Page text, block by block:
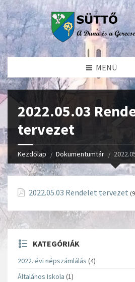
MENÜ
2022.05.03
tervezet
Kezdőlap Dokumentumtár
2022.05.03 Rendelet tervezet
KATEGÓRIÁK
2022. évi népszámlálás (4)
Általános Iskola (1)